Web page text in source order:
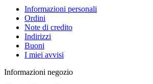
Informazioni personali
Ordini
Note di credito
Indirizzi
Buoni
I miei avvisi
Informazioni negozio